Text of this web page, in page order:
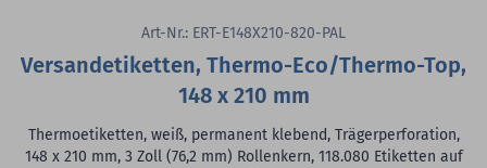
Art-Nr.: ERT-E148X210-820-PAL
Versandetiketten, Thermo-Eco/Thermo-Top,
148 x 210 mm
Thermoetiketten, weiß, permanent klebend, Trägerperforation,
148 x 210 mm, 3 Zoll (76,2 mm) Rollenkern, 118.080 Etiketten auf